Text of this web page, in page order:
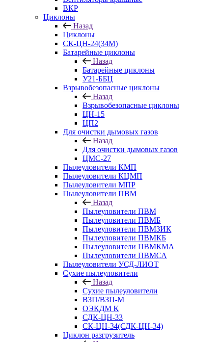
ВКР
Циклоны
Назад
Циклоны
СК-ЦН-24(34М)
Батарейные циклоны
Назад
Батарейные циклоны
У21-ББЦ
Взрывобезопасные циклоны
Назад
Взрывобезопасные циклоны
ЦН-15
ЦП2
Для очистки дымовых газов
Назад
Для очистки дымовых газов
ЦМС-27
Пылеуловители КМП
Пылеуловители КЦМП
Пылеуловители МПР
Пылеуловители ПВМ
Назад
Пылеуловители ПВМ
Пылеуловители ПВМБ
Пылеуловители ПВМЗИК
Пылеуловители ПВМКБ
Пылеуловители ПВМКМА
Пылеуловители ПВМСА
Пылеуловители УСД-ЛИОТ
Сухие пылеуловители
Назад
Сухие пылеуловители
ВЗП/ВЗП-М
ОЭКДМ К
СДК-ЦН-33
СК-ЦН-34(СДК-ЦН-34)
Циклон разгрузитель